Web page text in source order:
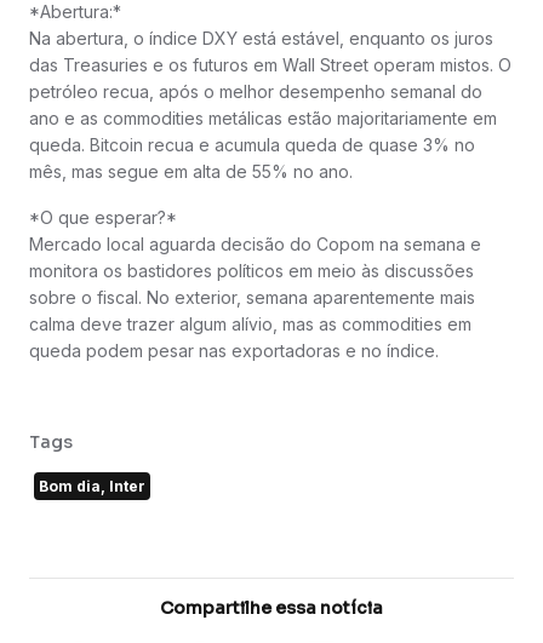
*Abertura:*
Na abertura, o índice DXY está estável, enquanto os juros
das Treasuries e os futuros em Wall Street operam mistos. O
petróleo recua, após o melhor desempenho semanal do
ano e as commodities metálicas estão majoritariamente em
queda. Bitcoin recua e acumula queda de quase 3% no
mês, mas segue em alta de 55% no ano.
*O que esperar?*
Mercado local aguarda decisão do Copom na semana e
monitora os bastidores políticos em meio às discussões
sobre o fiscal. No exterior, semana aparentemente mais
calma deve trazer algum alívio, mas as commodities em
queda podem pesar nas exportadoras e no índice.
Tags
Bom dia, Inter
Compartilhe essa notícia